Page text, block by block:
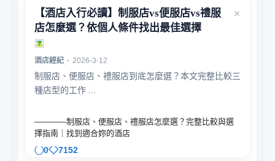
【酒店入行必讀】制服店vs便服店vs禮服
店怎麼選？依個人條件找出最佳選擇
酒店經紀 • 2026-3-12
制服店、便服店、禮服店到底怎麼選？本文完整比較三
種店型的工作 ...
————制服店、便服店、禮服店怎麼選？完整比較與選
擇指南｜找到適合妳的酒店
0 7152